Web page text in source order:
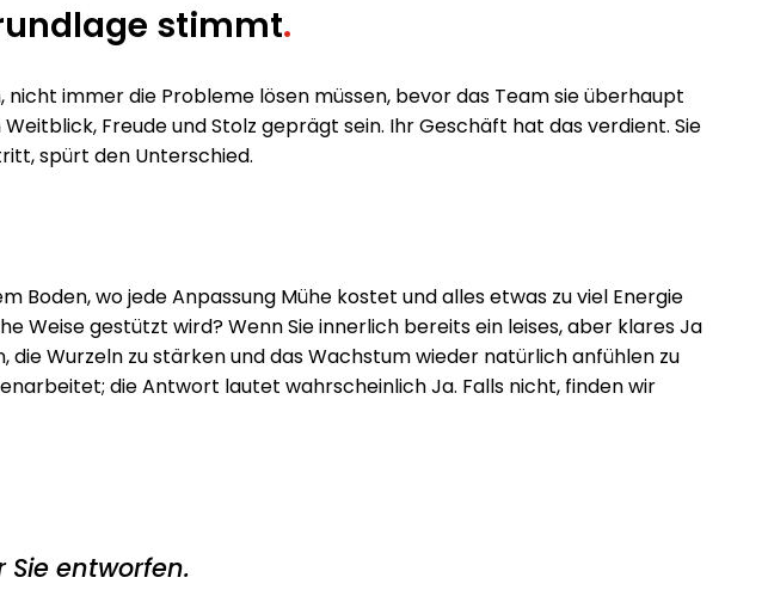
stimmt.
immer die Probleme lösen müssen, bevor das Team sie überhaupt
Freude und Stolz geprägt sein. Ihr Geschäft hat das verdient. Sie
spürt den Unterschied.
Boden, wo jede Anpassung Mühe kostet und alles etwas zu viel Energie
Weise gestützt wird? Wenn Sie innerlich bereits ein leises, aber klares Ja
Wurzeln zu stärken und das Wachstum wieder natürlich anfühlen zu
die Antwort lautet wahrscheinlich Ja. Falls nicht, finden wir
Sie entworfen.